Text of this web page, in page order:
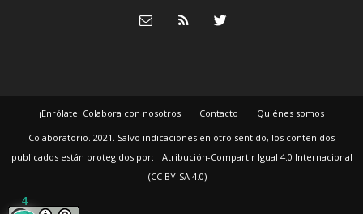
¡Enrólate! Colabora con nosotros Contacto
Quiénes somos
Colaboratorio. 2021. Salvo indicaciones en otro sentido, los contenidos
publicados están protegidos por:
Atribución-Compartir Igual 4.0 Internacional
(CC BY-SA 4.0)
4